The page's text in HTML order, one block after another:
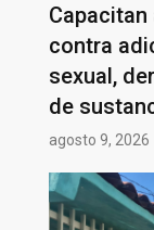
contra
sexual,
de
agosto 9, 2026